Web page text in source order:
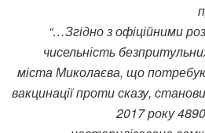
“…Згідно з офіційними
чисельність
міста Миколаєва, що
вакцинації проти сказу,
2017 року